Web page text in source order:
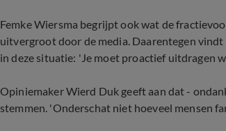
Femke Wiersma begrijpt ook wat de
uitvergroot door de media. Daarentegen
in deze situatie: 'Je moet proactief uitdragen
Opiniemaker Wierd Duk geeft aan dat -
stemmen. 'Onderschat niet hoeveel mensen